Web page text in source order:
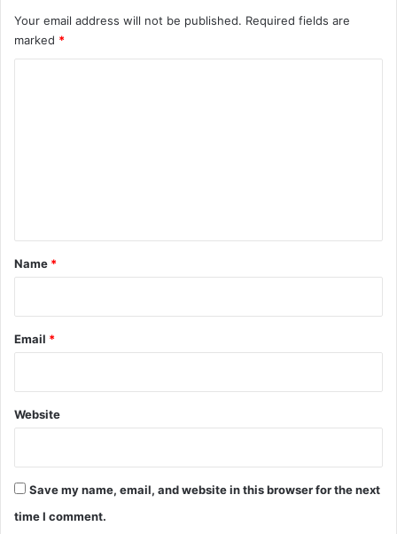
Your email address will not be published. Required fields are
marked *
*
Name *
Email *
Website
Save my name, email, and website in this browser for the next
time I comment.